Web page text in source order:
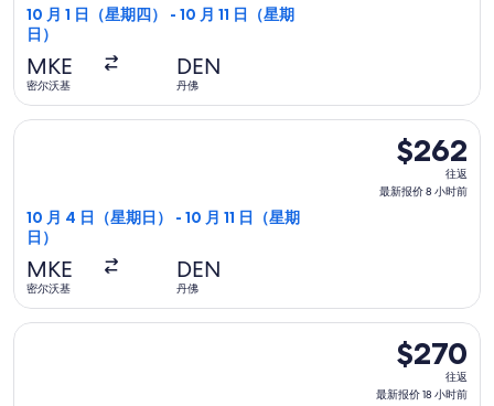
5
时
前
10 月 1 日（星期四） - 10 月 11 日（星期
日）
MKE
密尔沃基
DEN
丹佛
$262
往
返,
8
时
$262
往返
最新报价 8 小时前
10 月 4 日（星期日） - 10 月 11 日（星期
日）
MKE
密尔沃基
DEN
丹佛
选择边疆航空航班，10 月 4 日（星期日）从密尔沃基前往丹
$270
往
返,
$270
往返
最新报价 18 小时前
选择边疆航空航班，8 月 25 日（星期二）从密尔沃基前往丹